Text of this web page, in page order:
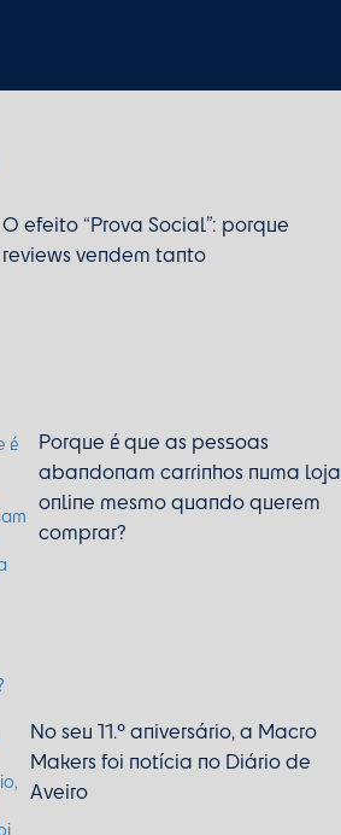
O efeito “Prova Social”: porque
reviews vendem tanto
Porque é que as pessoas
abandonam carrinhos numa loja
online mesmo quando querem
comprar?
No seu 11.º aniversário, a Macro
Makers foi notícia no Diário de
Aveiro